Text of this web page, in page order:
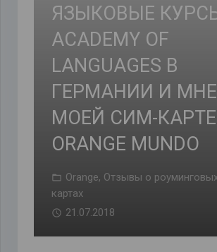
ЯЗЫКОВЫЕ
ACADEMY OF
LANGUAGES В
ГЕРМАНИИ И
МОЕЙ СИМ-КАРТЕ
ORANGE MUNDO
Orange, Отзывы о
картах
21.07.2018